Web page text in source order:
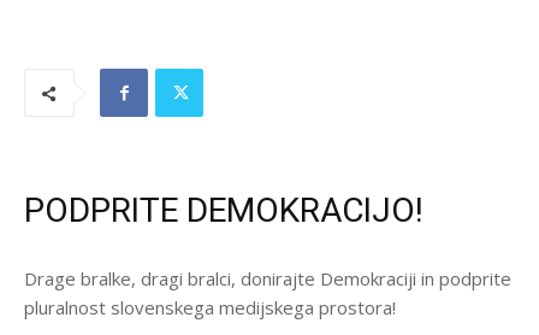
PODPRITE DEMOKRACIJO!
Drage bralke, dragi bralci, donirajte Demokraciji in podprite
pluralnost slovenskega medijskega prostora!